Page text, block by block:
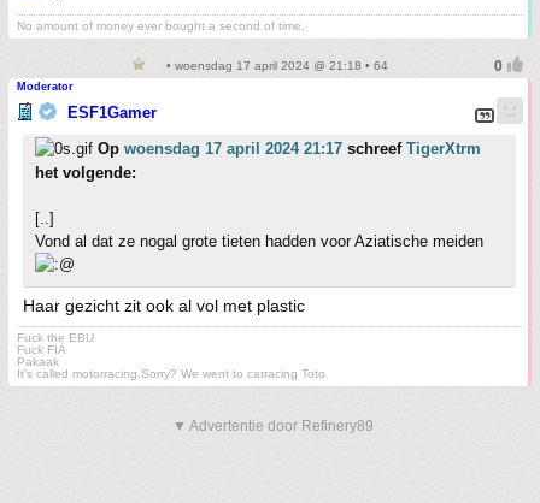
No amount of money ever bought a second of time.
• woensdag 17 april 2024 @ 21:18 • 64
Moderator
ESF1Gamer
Op woensdag 17 april 2024 21:17 schreef TigerXtrm
het volgende:
[..]
Vond al dat ze nogal grote tieten hadden voor Aziatische meiden
Haar gezicht zit ook al vol met plastic
Fuck the EBU
Fuck FIA
Pakaak
It's called motorracing.Sorry? We went to carracing Toto
▼ Advertentie door Refinery89